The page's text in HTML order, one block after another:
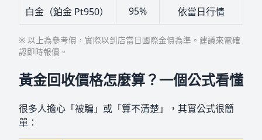
白金（鉑金 Pt950） 95% 依當日行情
※ 以上為參考價，實際以到店當日國際金價為準。建議來電確
認即時報價。
黃金回收價格怎麼算？一個公式看懂
很多人擔心「被騙」或「算不清楚」，其實公式很簡
單：